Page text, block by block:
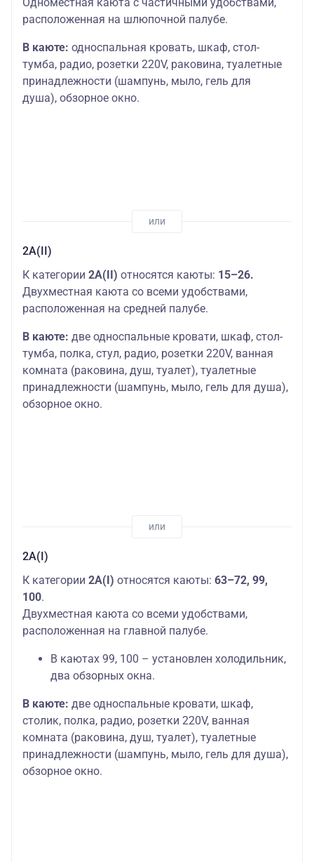
расположенная на шлюпочной палубе.
В каюте: односпальная кровать, шкаф, стол-
тумба, радио, розетки 220V, раковина, туалетные
принадлежности (шампунь, мыло, гель для
душа), обзорное окно.
2А(II)
К категории 2А(II) относятся каюты: 15–26.
Двухместная каюта со всеми удобствами,
расположенная на средней палубе.
В каюте: две односпальные кровати, шкаф, стол-
тумба, полка, стул, радио, розетки 220V, ванная
комната (раковина, душ, туалет), туалетные
принадлежности (шампунь, мыло, гель для душа),
обзорное окно.
2А(I)
К категории 2А(I) относятся каюты: 63–72, 99,
100.
Двухместная каюта со всеми удобствами,
расположенная на главной палубе.
В каютах 99, 100 – установлен холодильник,
два обзорных окна.
В каюте: две односпальные кровати, шкаф,
столик, полка, радио, розетки 220V, ванная
комната (раковина, душ, туалет), туалетные
принадлежности (шампунь, мыло, гель для душа),
обзорное окно.